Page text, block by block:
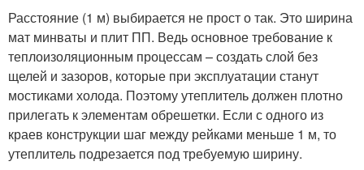
Расстояние (1 м) выбирается не прост о так. Это ширина
мат минваты и плит ПП. Ведь основное требование к
теплоизоляционным процессам – создать слой без
щелей и зазоров, которые при эксплуатации станут
мостиками холода. Поэтому утеплитель должен плотно
прилегать к элементам обрешетки. Если с одного из
краев конструкции шаг между рейками меньше 1 м, то
утеплитель подрезается под требуемую ширину.